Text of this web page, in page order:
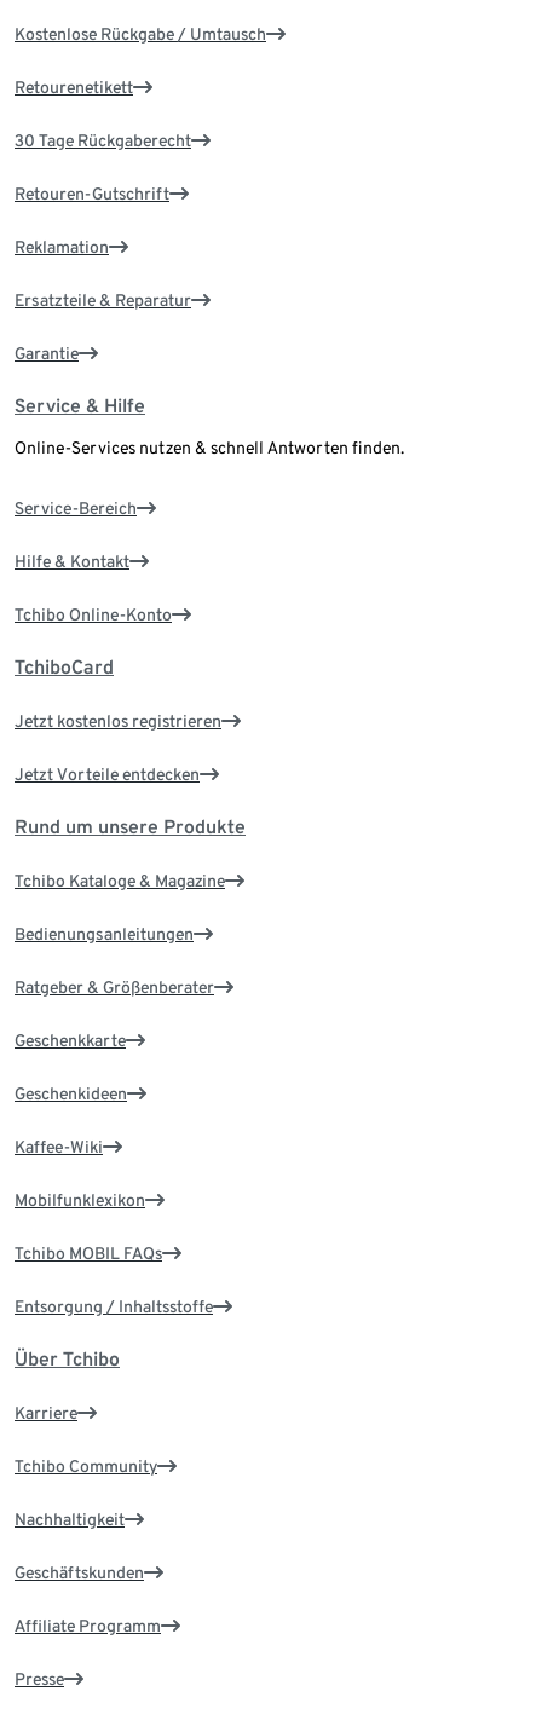
Kostenlose Rückgabe / Umtausch
Retourenetikett
30 Tage Rückgaberecht
Retouren-Gutschrift
Reklamation
Ersatzteile & Reparatur
Garantie
Service & Hilfe
Online-Services nutzen & schnell Antworten finden.
Service-Bereich
Hilfe & Kontakt
Tchibo Online-Konto
TchiboCard
Jetzt kostenlos registrieren
Jetzt Vorteile entdecken
Rund um unsere Produkte
Tchibo Kataloge & Magazine
Bedienungsanleitungen
Ratgeber & Größenberater
Geschenkkarte
Geschenkideen
Kaffee-Wiki
Mobilfunklexikon
Tchibo MOBIL FAQs
Entsorgung / Inhaltsstoffe
Über Tchibo
Karriere
Tchibo Community
Nachhaltigkeit
Geschäftskunden
Affiliate Programm
Presse